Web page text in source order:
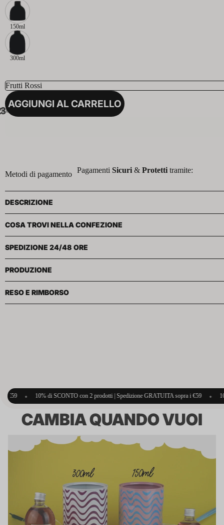
150ml
300ml
AGGIUNGI AL CARRELLO
Pagamenti Sicuri & Protetti tramite:
Metodi di pagamento
DESCRIZIONE
COSA TROVI NELLA CONFEZIONE
SPEDIZIONE 24/48 ORE
PRODUZIONE
RESO E RIMBORSO
con 2 prodotti | Spedizione GRATUITA sopra i €59 • 10% di SCONTO con 2
3
CAMBIA QUANDO VUOI